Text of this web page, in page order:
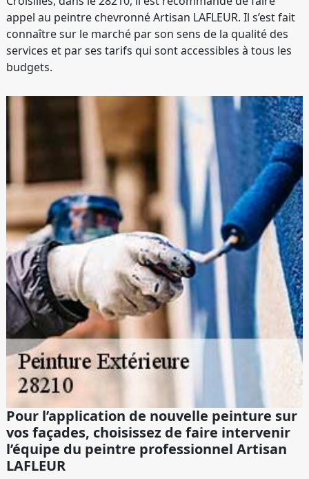
appel au peintre chevronné Artisan LAFLEUR. Il s’est fait
connaître sur le marché par son sens de la qualité des
services et par ses tarifs qui sont accessibles à tous les
budgets.
Pour l’application de nouvelle peinture sur
vos façades, choisissez de faire intervenir
l’équipe du peintre professionnel Artisan
LAFLEUR